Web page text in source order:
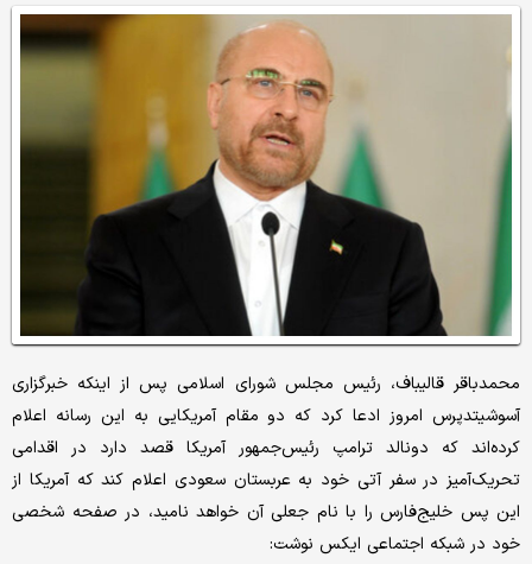
محمدباقر قالیباف، رئیس مجلس شورای اسلامی پس از اینکه خبرگزاری
آسوشیتدپرس امروز ادعا کرد که دو مقام آمریکایی به این رسانه اعلام
کرده‌اند که دونالد ترامپ رئیس‌جمهور آمریکا قصد دارد در اقدامی
تحریک‌آمیز در سفر آتی خود به عربستان سعودی اعلام کند که آمریکا از
این پس خلیج‌فارس را با نام جعلی آن خواهد نامید، در صفحه شخصی
خود در شبکه اجتماعی ایکس نوشت: